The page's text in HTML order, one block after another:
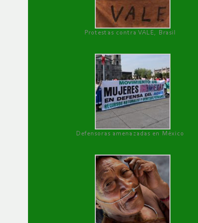
Protestas contra VALE, Brasil
Defensoras amenazadas en México